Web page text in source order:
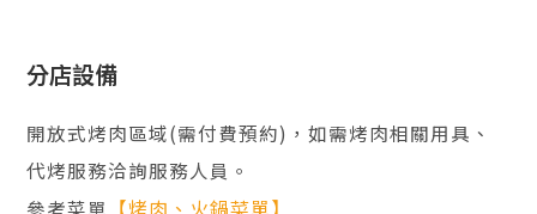
分店設備
開放式烤肉區域(需付費預約)，如需烤肉相關用具、
代烤服務洽詢服務人員。
參考菜單 【烤肉、火鍋菜單】